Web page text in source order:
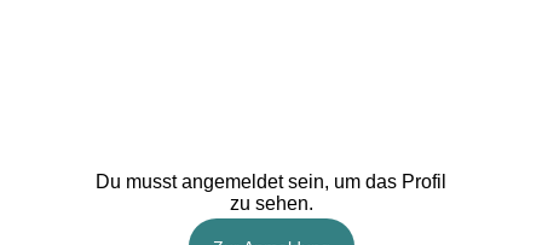
Du musst angemeldet sein, um das Profil
zu sehen.